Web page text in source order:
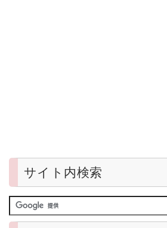
サイト内検索